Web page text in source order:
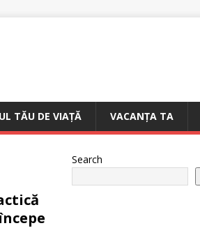
TĂU DE VIAȚĂ VACANȚA TA
Search